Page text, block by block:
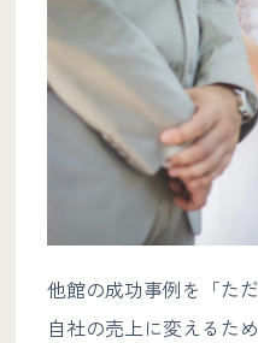
他館の成功事例を「た
自社の売上に変えるた